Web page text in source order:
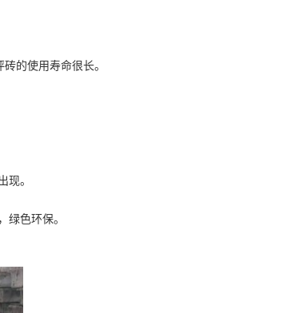
砖的使用寿命很长。
现。
色环保。